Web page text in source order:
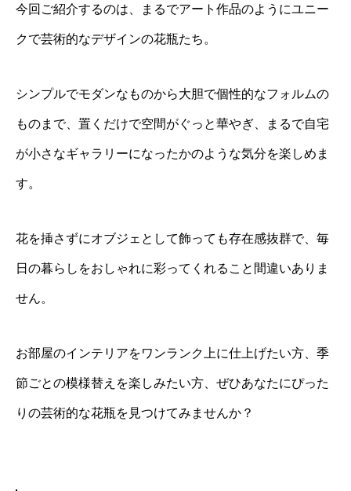
今回ご紹介するのは、まるでアート作品のようにユニー
クで芸術的なデザインの花瓶たち。
シンプルでモダンなものから大胆で個性的なフォルムの
ものまで、置くだけで空間がぐっと華やぎ、まるで自宅
が小さなギャラリーになったかのような気分を楽しめま
す。
花を挿さずにオブジェとして飾っても存在感抜群で、毎
日の暮らしをおしゃれに彩ってくれること間違いありま
せん。
お部屋のインテリアをワンランク上に仕上げたい方、季
節ごとの模様替えを楽しみたい方、ぜひあなたにぴった
りの芸術的な花瓶を見つけてみませんか？